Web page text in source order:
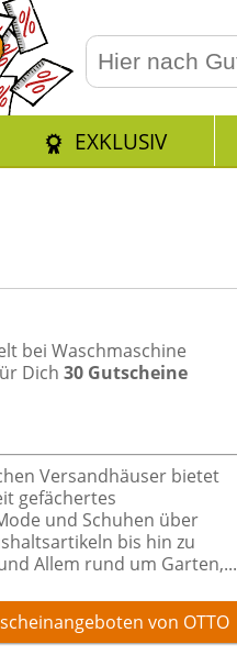
EXKLUSIV
bei Waschmaschine
Dich 30 Gutscheine
Versandhäuser bietet
gefächertes
und Schuhen über
bis hin zu
Allem rund um Garten,...
von OTTO